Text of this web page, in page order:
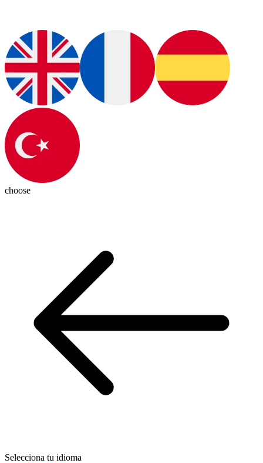
choose
Selecciona tu idioma